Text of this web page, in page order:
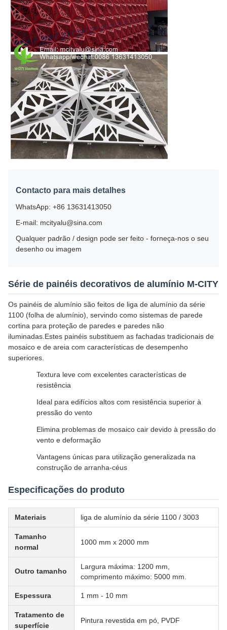
Contacto para mais detalhes
WhatsApp: +86 13631413050
E-mail: mcityalu@sina.com
Qualquer padrão / design pode ser feito - forneça-nos o seu
desenho ou imagem
Série de painéis decorativos de alumínio M-CITY
Os painéis de alumínio são feitos de liga de alumínio da série
1100 (folha de alumínio), servindo como sistemas de parede
cortina para proteção de paredes e paredes não
iluminadas.Estes painéis substituem as fachadas tradicionais de
mosaico e de areia com características de desempenho
superiores.
Textura leve com excelentes características de
resistência
Ideal para edifícios altos com resistência superior à
pressão do vento
Elimina problemas de mosaico cair devido à pressão do
vento e deformação
Vantagens únicas para utilização generalizada na
construção de arranha-céus
Especificações do produto
Materiais liga de alumínio da série 1100 / 3003
Tamanho
normal
1000 mm x 2000 mm
Outro tamanho
Largura máxima: 1200 mm,
comprimento máximo: 5000 mm.
Espessura 1 mm - 10 mm
Tratamento de
superfície
Pintura revestida em pó, PVDF